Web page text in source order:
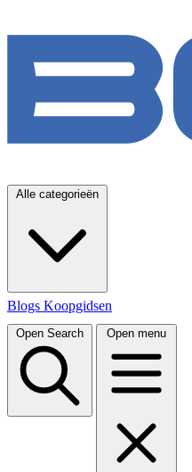
Alle categorieën
Blogs Koopgidsen
Open Search Open menu